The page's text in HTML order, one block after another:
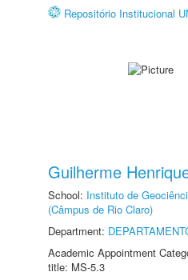
Repositório Institucional
Guilherme
School: Instituto de
(Câmpus de Rio Claro)
Department:
Academic Appointment
title: MS-5.3